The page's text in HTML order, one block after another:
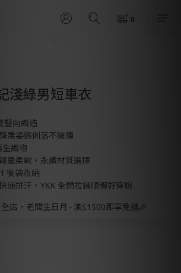
淺綠男短車衣
豎向織造
乘姿態俐落不臃腫
生織物
量柔軟，永續材質選擇
後袋收納
速排汗，YKK 全開拉鍊順暢好穿脫
全店，老闆生日月 - 滿$1500即享免運🎉